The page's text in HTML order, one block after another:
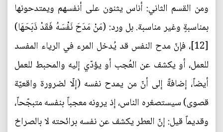
ومن القسم الثاني: أناس يثنون على أنفسهم ويمتدحونها
بمناسبةٍ وغير مناسبة. بل ورد: (مَنْ مَدَحَ نَفْسَهُ فَقَدْ ذَبَحَهَا)
[12]، فإنّ مدح النفس قد يُدخل المرء في الرياء المفسد
للعمل، أو يكشف عن العُجب أو يؤدّي إليه والمحبط للعمل
أيضاً، إضافةً إلى أنّ من يمدح نفسه (إلّا لضرورة واقعيّة
قصوى) سيستصغره الناس، إذ يرونه معجباً بنفسه متبجّحاً،
وقديماً قيل: إنّ العطر يكشف عن نفسه برائحته لا بالصراخ